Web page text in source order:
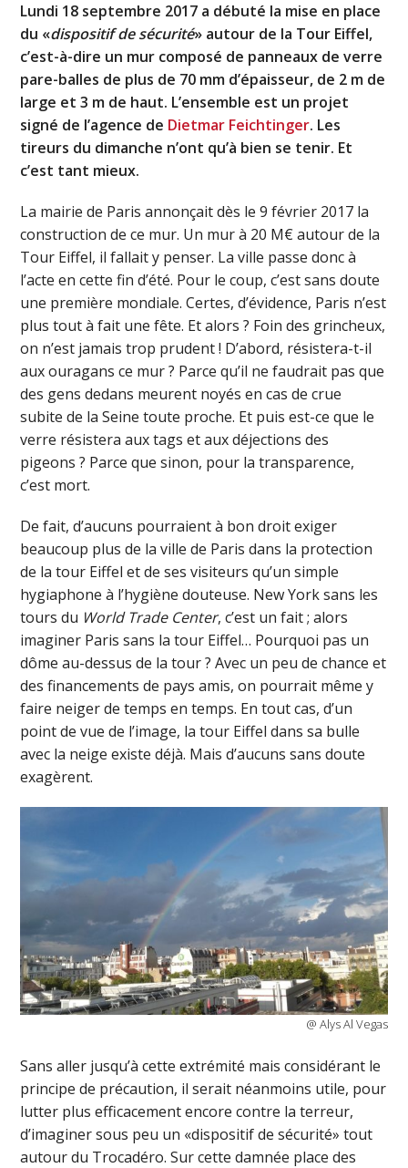
Lundi 18 septembre 2017 a débuté la mise en place
du «dispositif de sécurité» autour de la Tour Eiffel,
c’est-à-dire un mur composé de panneaux de verre
pare-balles de plus de 70 mm d’épaisseur, de 2 m de
large et 3 m de haut. L’ensemble est un projet
signé de l’agence de Dietmar Feichtinger. Les
tireurs du dimanche n’ont qu’à bien se tenir. Et
c’est tant mieux.
La mairie de Paris annonçait dès le 9 février 2017 la
construction de ce mur. Un mur à 20 M€ autour de la
Tour Eiffel, il fallait y penser. La ville passe donc à
l’acte en cette fin d’été. Pour le coup, c’est sans doute
une première mondiale. Certes, d’évidence, Paris n’est
plus tout à fait une fête. Et alors ? Foin des grincheux,
on n’est jamais trop prudent ! D’abord, résistera-t-il
aux ouragans ce mur ? Parce qu’il ne faudrait pas que
des gens dedans meurent noyés en cas de crue
subite de la Seine toute proche. Et puis est-ce que le
verre résistera aux tags et aux déjections des
pigeons ? Parce que sinon, pour la transparence,
c’est mort.
De fait, d’aucuns pourraient à bon droit exiger
beaucoup plus de la ville de Paris dans la protection
de la tour Eiffel et de ses visiteurs qu’un simple
hygiaphone à l’hygiène douteuse. New York sans les
tours du World Trade Center, c’est un fait ; alors
imaginer Paris sans la tour Eiffel… Pourquoi pas un
dôme au-dessus de la tour ? Avec un peu de chance et
des financements de pays amis, on pourrait même y
faire neiger de temps en temps. En tout cas, d’un
point de vue de l’image, la tour Eiffel dans sa bulle
avec la neige existe déjà. Mais d’aucuns sans doute
exagèrent.
@ Alys Al Vegas
Sans aller jusqu’à cette extrémité mais considérant le
principe de précaution, il serait néanmoins utile, pour
lutter plus efficacement encore contre la terreur,
d’imaginer sous peu un «dispositif de sécurité» tout
autour du Trocadéro. Sur cette damnée place des